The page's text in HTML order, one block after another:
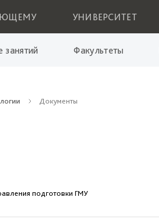
УНИВЕРСИТЕТ
занятий Факультеты
Документы
подготовки ГМУ